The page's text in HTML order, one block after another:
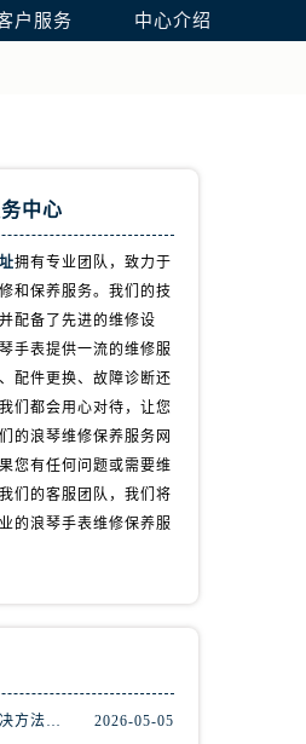
户服务 中心介绍
中心
拥有专业团队，致力于
和保养服务。我们的技
配备了先进的维修设
手表提供一流的维修服
配件更换、故障诊断还
们都会用心对待，让您
的浪琴维修保养服务网
您有任何问题或需要维
们的客服团队，我们将
的浪琴手表维修保养服
浪琴手表指针生锈解决方法是什么 2026-05-05